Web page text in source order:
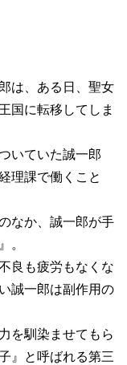
は、ある日、聖女
国に転移してしま
いていた誠一郎
理課で働くこと
なか、誠一郎が手
。
良も疲労もなくな
誠一郎は副作用の
を馴染ませてもら
』と呼ばれる第三